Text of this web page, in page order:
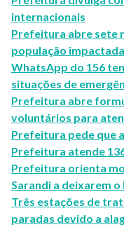
internacionais
Prefeitura abre sete
população
WhatsApp do 156
situações de
Prefeitura abre
voluntários para
Prefeitura pede que
Prefeitura atende
Prefeitura orienta
Sarandi a deixarem o
Três estações de
paradas devido a